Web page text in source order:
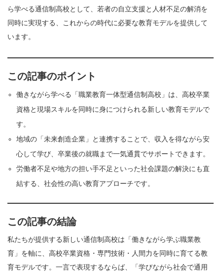
ら学べる通信制高校として、若者の自立支援と人材不足の解消を
同時に実現する、これからの時代に必要な教育モデルを提供して
います。
この記事のポイント
働きながら学べる「職業教育一体型通信制高校」は、高校卒業
資格と現場スキルを同時に身につけられる新しい教育モデルで
す。
地域の「未来創造企業」と連携することで、収入を得ながら安
心して学び、卒業後の就職まで一気通貫でサポートできます。
労働者不足や地方の担い手不足といった社会課題の解決にも直
結する、社会性の高い教育アプローチです。
この記事の結論
私たちが提供する新しい通信制高校は「働きながら学ぶ職業教
育」を軸に、高校卒業資格・専門技術・人間力を同時に育てる教
育モデルです。一言で表現するならば、「学びながら社会で通用